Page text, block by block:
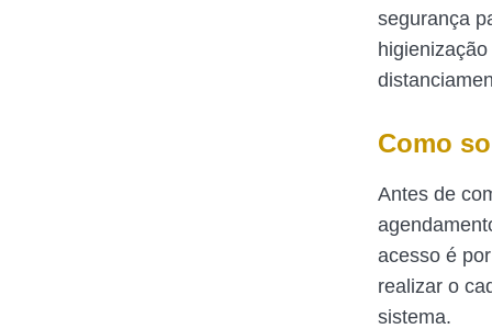
segurança
Como
Antes de
acesso é
realizar o
sistema.